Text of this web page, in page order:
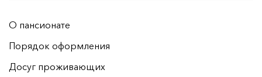
О пансионате
Порядок оформления
Досуг проживающих